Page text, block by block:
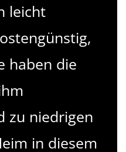
leicht
haben die
zu niedrigen
in diesem